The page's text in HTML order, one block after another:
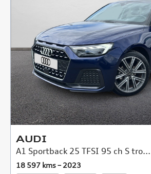
AUDI
A1 Sportback 25 TFSI 95 ch S tro...
18 597 kms – 2023